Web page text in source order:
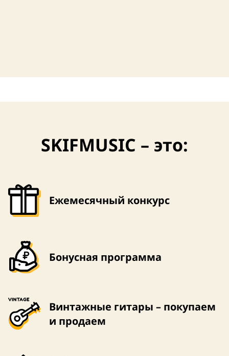
SKIFMUSIC – это:
Ежемесячный конкурс
Бонусная программа
Винтажные гитары – покупаем
и продаем